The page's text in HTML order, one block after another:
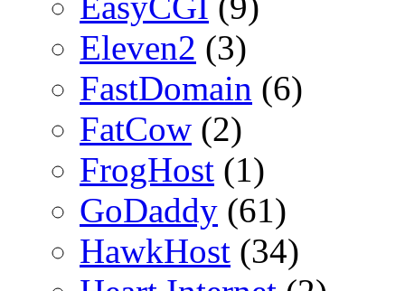
Eleven2 (3)
FastDomain (6)
FatCow (2)
FrogHost (1)
GoDaddy (61)
HawkHost (34)